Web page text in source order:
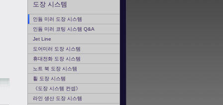
도장 시스템
인듐 미러 도장 시스템
인듐 미러 코팅 시스템 Q&A
Jet Line
도어미러 도장 시스템
휴대전화 도장 시스템
노트 북 도장 시스템
휠 도장 시스템
《도장 시스템 컨셉》
라인 생산 도장 시스템